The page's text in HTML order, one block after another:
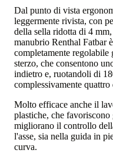
Dal punto di vista
leggermente rivista, con
della sella ridotta di 4
manubrio Renthal Fatbar
completamente regolabile
sterzo, che consentono
indietro e, ruotandoli di
complessivamente
Molto efficace anche il
plastiche, che
migliorano il controllo
l'asse, sia nella guida in
curva.